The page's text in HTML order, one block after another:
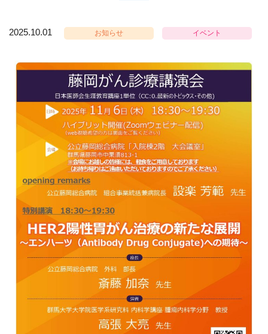
2025.10.01 お知らせ イベント